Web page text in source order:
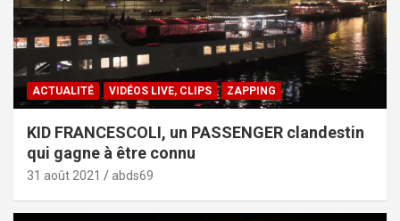
ACTUALITÉ VIDÉOS LIVE, CLIPS ZAPPING
KID FRANCESCOLI, un PASSENGER clandestin
qui gagne à être connu
31 août 2021 abds69